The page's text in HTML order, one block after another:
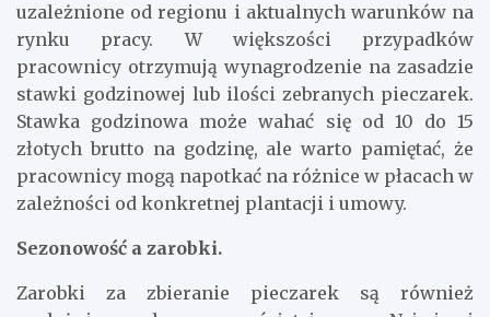
uzależnione od regionu i aktualnych warunków na
rynku pracy. W większości przypadków
pracownicy otrzymują wynagrodzenie na zasadzie
stawki godzinowej lub ilości zebranych pieczarek.
Stawka godzinowa może wahać się od 10 do 15
złotych brutto na godzinę, ale warto pamiętać, że
pracownicy mogą napotkać na różnice w płacach w
zależności od konkretnej plantacji i umowy.
Sezonowość a zarobki.
Zarobki za zbieranie pieczarek są również